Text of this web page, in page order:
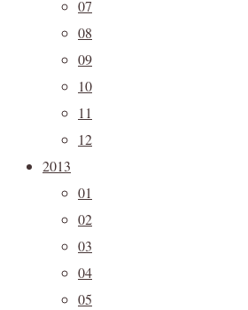
07
08
09
10
11
12
2013
01
02
03
04
05